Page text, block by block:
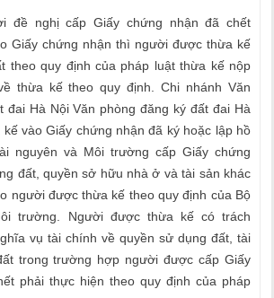
đề nghị cấp Giấy chứng nhận đã chết
Giấy chứng nhận thì người được thừa kế
theo quy định của pháp luật thừa kế nộp
thừa kế theo quy định. Chi nhánh Văn
đai Hà Nội Văn phòng đăng ký đất đai Hà
vào Giấy chứng nhận đã ký hoặc lập hồ
nguyên và Môi trường cấp Giấy chứng
đất, quyền sở hữu nhà ở và tài sản khác
người được thừa kế theo quy định của Bộ
trường. Người được thừa kế có trách
vụ tài chính về quyền sử dụng đất, tài
trong trường hợp người được cấp Giấy
phải thực hiện theo quy định của pháp